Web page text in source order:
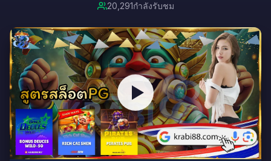
20,291กำลังรับชม